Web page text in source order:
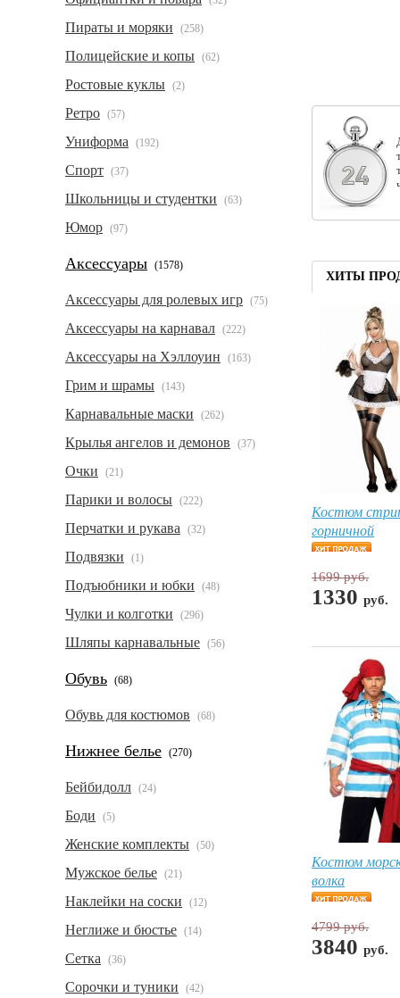
Пираты и моряки (258)
Полицейские и копы (62)
Ростовые куклы (2)
Ретро (57)
Униформа (192)
Спорт (37)
Школьницы и студентки (63)
Юмор (97)
Аксессуары (1578)
Аксессуары для ролевых игр (75)
Аксессуары на карнавал (222)
Аксессуары на Хэллоуин (163)
Грим и шрамы (143)
Карнавальные маски (262)
Крылья ангелов и демонов (37)
Очки (21)
Парики и волосы (222)
Перчатки и рукава (32)
Подвязки (1)
Подъюбники и юбки (48)
Чулки и колготки (296)
Шляпы карнавальные (56)
Обувь (68)
Обувь для костюмов (68)
Нижнее белье (270)
Бейбидолл (24)
Боди (5)
Женские комплекты (50)
Мужское белье (21)
Наклейки на соски (12)
Неглиже и бюстье (14)
Сетка (36)
Сорочки и туники (42)
ХИТЫ
Костюм
горничной
1699 руб.
1330 руб.
Костюм
волка
4799 руб.
3840 руб.